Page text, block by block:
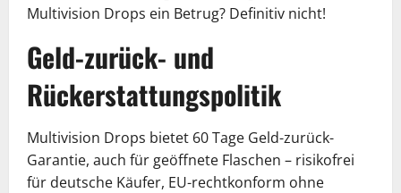
Multivision Drops ein Betrug? Definitiv nicht!
Geld-zurück- und
Rückerstattungspolitik
Multivision Drops bietet 60 Tage Geld-zurück-
Garantie, auch für geöffnete Flaschen – risikofrei
für deutsche Käufer, EU-rechtkonform ohne